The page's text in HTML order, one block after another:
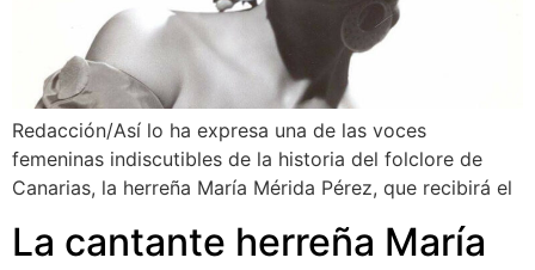
Redacción/Así lo ha expresa una de las voces
femeninas indiscutibles de la historia del folclore de
Canarias, la herreña María Mérida Pérez, que recibirá el
La cantante herreña María